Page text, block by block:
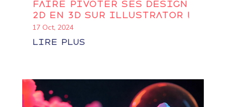
Faire pivoter ses design
2D en 3D sur Illustrator !
17 Oct, 2024
lire plus